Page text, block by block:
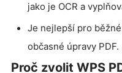
jako je OCR a
Je nejlepší pro
občasné úpravy PDF.
Proč zvolit WPS